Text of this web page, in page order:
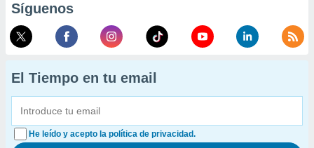
Síguenos
El Tiempo en tu email
He leído y acepto la política de privacidad.